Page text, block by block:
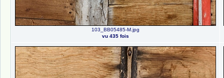
103_BB05485-M.jpg
vu 435 fois